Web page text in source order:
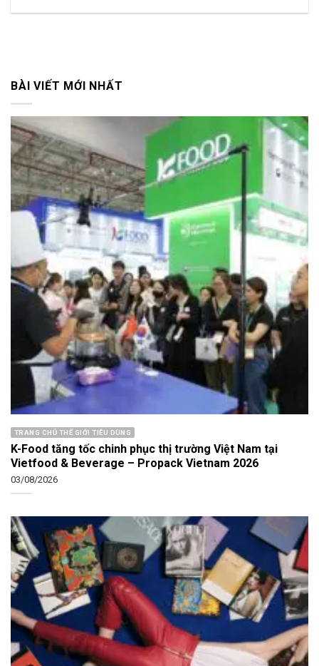
BÀI VIẾT MỚI NHẤT
TRANG CHỦ THẾ GIỚI TIÊU DÙNG
K-Food tăng tốc chinh phục thị trường Việt Nam tại
Vietfood & Beverage – Propack Vietnam 2026
03/08/2026